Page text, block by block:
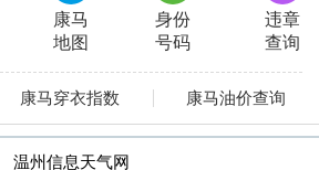
康马
地图
身份
号码
违章
查询
康马穿衣指数 康马油价查询
温州信息天气网